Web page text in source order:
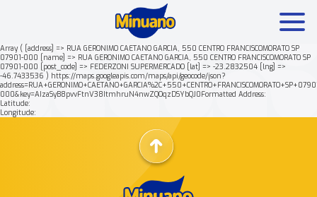
Array ( [address] => RUA GERONIMO CAETANO GARCIA, 550 CENTRO FRANCISCOMORATO SP
07901-000 [name] => RUA GERONIMO CAETANO GARCIA, 550 CENTRO FRANCISCOMORATO SP
07901-000 [post_code] => FEDERZONI SUPERMERCADO [lat] => -23.2832504 [lng] =>
-46.7433536 ) https://maps.googleapis.com/maps/api/geocode/json?
000&key=AIzaSyB8pvvFtnV38ItmhruN4nwZQOqzDSYbQJ0Formatted Address:
Latitude:
Longitude:
Mais buscados: Produtos Minuano Rende +
Nossa história